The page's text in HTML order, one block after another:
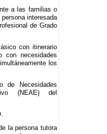
a las familias o
interesada
de Grado
con itinerario
con necesidades
los
de Necesidades
(NEAE) del
la persona tutora